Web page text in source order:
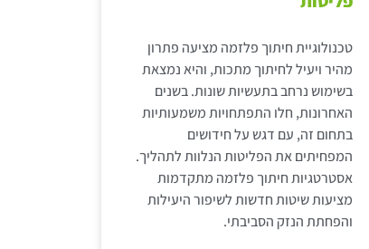
טכנולוגיית חיתוך פלזמה מציעה פתרון
מהיר ויעיל לחיתוך מתכות, והיא נמצאת
בשימוש נרחב בתעשיות שונות. בשנים
האחרונות, חלו התפתחויות משמעותיות
בתחום זה, עם דגש על חידושים
המפחיתים את הפליטות הנלוות לתהליך.
אסטרטגיות חיתוך פלזמה מתקדמות
מציעות שיטות חדשות לשיפור היעילות
והפחתת הנזק הסביבתי.